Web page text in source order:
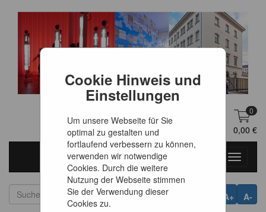
Cookie Hinweis und
Einstellungen
Um unsere Webseite für Sie
optimal zu gestalten und
fortlaufend verbessern zu können,
verwenden wir notwendige
Cookies. Durch die weitere
Nutzung der Webseite stimmen
Sie der Verwendung dieser
Cookies zu.
DE
0
0,00 €
Toggle
A-
A+